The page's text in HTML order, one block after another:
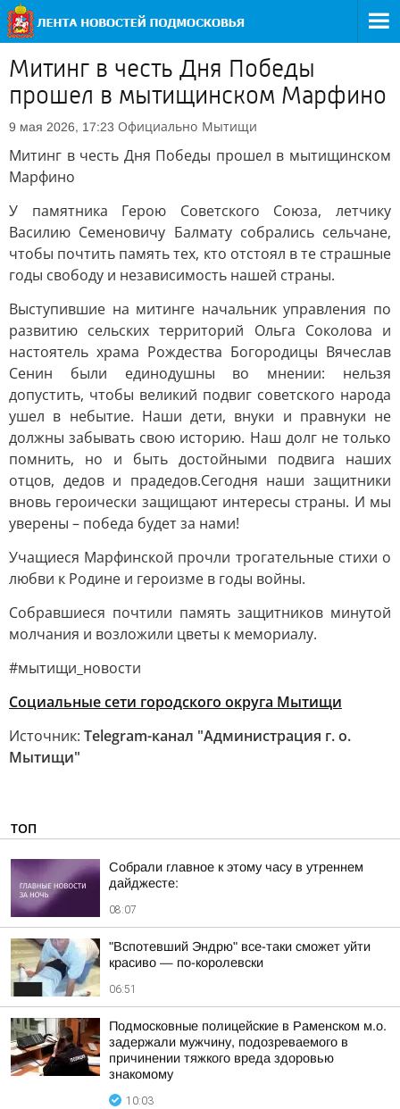
Митинг в честь Дня Победы
прошел в мытищинском Марфино
9 мая 2026, 17:23 Официально Мытищи
Митинг в честь Дня Победы прошел в мытищинском
Марфино
У памятника Герою Советского Союза, летчику
Василию Семеновичу Балмату собрались сельчане,
чтобы почтить память тех, кто отстоял в те страшные
годы свободу и независимость нашей страны.
Выступившие на митинге начальник управления по
развитию сельских территорий Ольга Соколова и
настоятель храма Рождества Богородицы Вячеслав
Сенин были единодушны во мнении: нельзя
допустить, чтобы великий подвиг советского народа
ушел в небытие. Наши дети, внуки и правнуки не
должны забывать свою историю. Наш долг не только
помнить, но и быть достойными подвига наших
отцов, дедов и прадедов.Сегодня наши защитники
вновь героически защищают интересы страны. И мы
уверены – победа будет за нами!
Учащиеся Марфинской прочли трогательные стихи о
любви к Родине и героизме в годы войны.
Собравшиеся почтили память защитников минутой
молчания и возложили цветы к мемориалу.
#мытищи_новости
Социальные сети городского округа Мытищи
Источник: Telegram-канал "Администрация г. о.
Мытищи"
ТОП
Собрали главное к этому часу в утреннем
дайджесте:
08:07
"Вспотевший Эндрю" все-таки сможет уйти
красиво — по-королевски
06:51
Подмосковные полицейские в Раменском м.о.
задержали мужчину, подозреваемого в
причинении тяжкого вреда здоровью
знакомому
10:03